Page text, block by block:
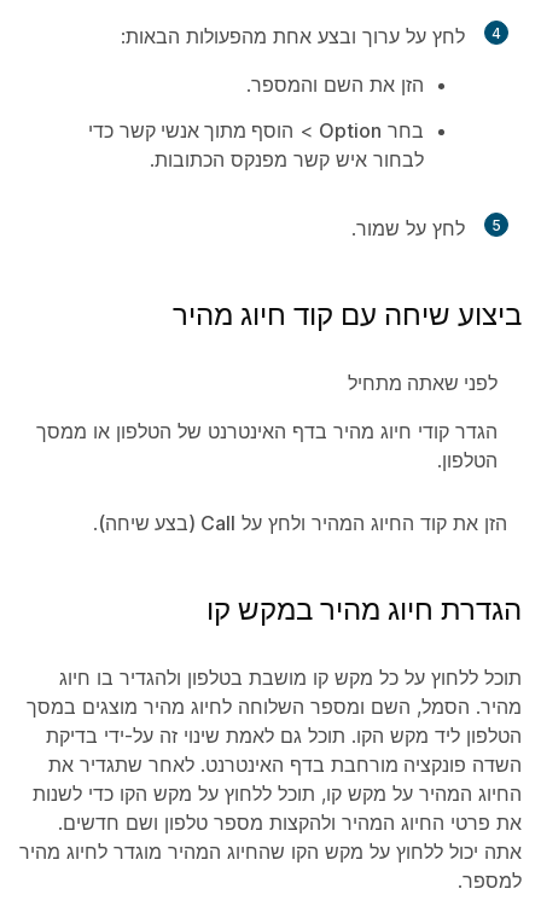
4 לחץ על ערוך ובצע אחת מהפעולות הבאות:
הזן את השם והמספר.
בחר Option
> הוסף מתוך אנשי קשר כדי
לבחור איש קשר מפנקס הכתובות.
5 לחץ על שמור.
ביצוע שיחה עם קוד חיוג מהיר
לפני שאתה מתחיל
הגדר קודי חיוג מהיר בדף האינטרנט של הטלפון או ממסך
הטלפון.
הזן את קוד החיוג המהיר ולחץ על Call (בצע שיחה) .
הגדרת חיוג מהיר במקש קו
תוכל ללחוץ על כל מקש קו מושבת בטלפון ולהגדיר בו חיוג
מהיר. הסמל, השם ומספר השלוחה לחיוג מהיר מוצגים במסך
הטלפון ליד מקש הקו. תוכל גם לאמת שינוי זה על-ידי בדיקת
השדה פונקציה מורחבת בדף האינטרנט. לאחר שתגדיר את
החיוג המהיר על מקש קו, תוכל ללחוץ על מקש הקו כדי לשנות
את פרטי החיוג המהיר ולהקצות מספר טלפון ושם חדשים.
אתה יכול ללחוץ על מקש הקו שהחיוג המהיר מוגדר לחיוג מהיר
למספר.